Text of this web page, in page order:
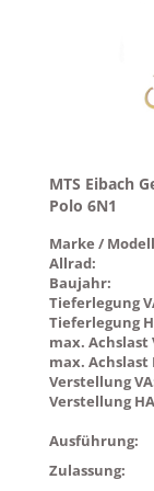
MTS Eibach
Polo 6N1
Marke /
Allrad:
Baujahr:
Tieferlegung
Tieferlegung
max. Achslast
max. Achslast
Verstellung
Verstellung
Ausführung:
Zulassung: